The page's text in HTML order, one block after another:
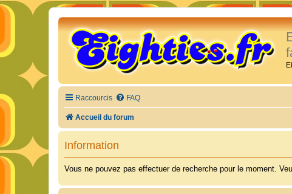
Raccourcis FAQ
Accueil du forum
Information
Vous ne pouvez pas effectuer de recherche pour le moment.